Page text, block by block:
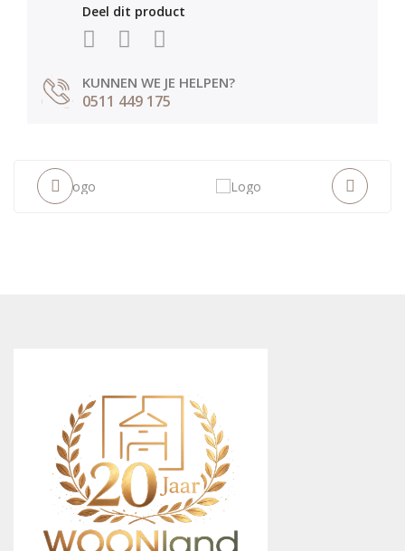
Deel dit product
KUNNEN WE JE HELPEN?
0511 449 175